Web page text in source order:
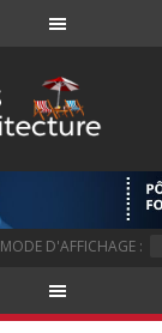
MODE D'AFFICHAGE :